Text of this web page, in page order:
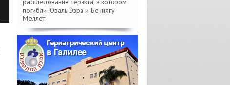
расследование теракта, в котором
погибли Юваль Эзра и Бениягу
Меллет